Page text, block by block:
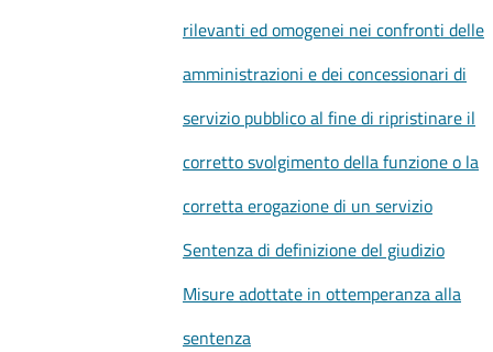
rilevanti ed omogenei nei confronti delle
amministrazioni e dei concessionari di
servizio pubblico al fine di ripristinare il
corretto svolgimento della funzione o la
corretta erogazione di un servizio
Sentenza di definizione del giudizio
Misure adottate in ottemperanza alla
sentenza